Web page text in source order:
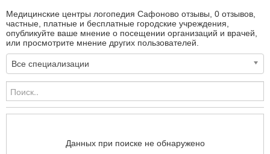
Медицинские центры логопедия Сафоново отзывы, 0 отзывов,
частные, платные и бесплатные городские учреждения,
опубликуйте ваше мнение о посещении организаций и врачей,
или просмотрите мнение других пользователей.
Все специализации
Данных при поиске не обнаружено